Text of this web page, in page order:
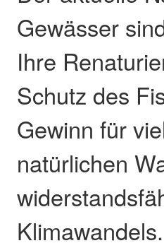
Gewässer
Ihre
Schutz des
Gewinn für
natürlichen